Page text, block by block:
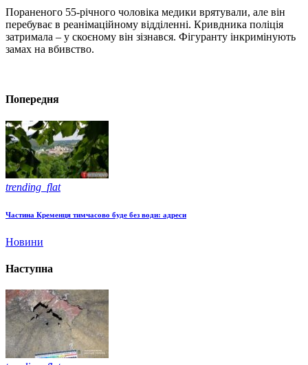
Пораненого 55-річного чоловіка медики врятували, але він
перебуває в реанімаційному відділенні. Кривдника поліція
затримала – у скоєному він зізнався. Фігуранту інкримінують
замах на вбивство.
Попередня
trending_flat
Частина Кременця тимчасово буде без води: адреси
Новини
Наступна